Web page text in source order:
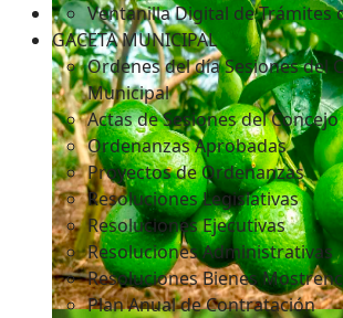
Ventanilla Digital de Trámites
GACETA MUNICIPAL
Ordenes del día Sesiones del
Municipal
Actas de Sesiones del
Ordenanzas Aprobadas
Proyectos de Ordenanzas
Resoluciones Legislativas
Resoluciones Ejecutivas
Resoluciones Administrativas
Resoluciones Bienes
Plan Anual de Contratación